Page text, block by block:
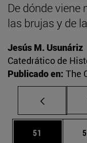
De dónde
las brujas y de
Jesús M. Usunáriz
Catedrático de
Publicado en: The
Página
51